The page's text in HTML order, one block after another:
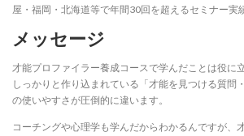
屋・福岡・北海道等で年間30回を超えるセミナー実
メッセージ
才能プロファイラー養成コースで学んだことは役に
しっかりと作り込まれている「才能を見つける質問
の使いやすさが圧倒的に違います。
コーチングや心理学も学んだからわかるんですが、